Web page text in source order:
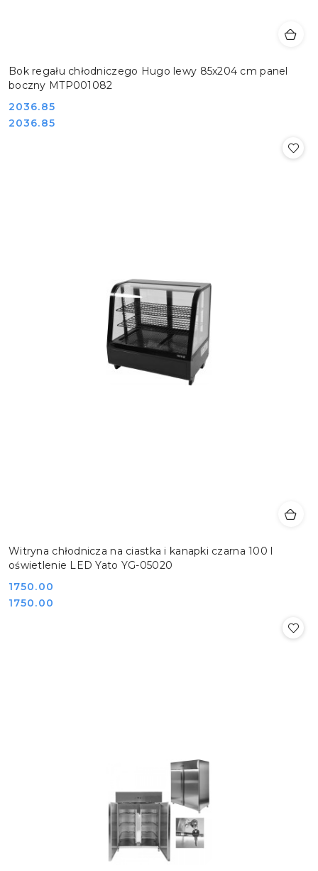
Bok regału chłodniczego Hugo lewy 85x204 cm panel
boczny MTP001082
Cena:
2036.85
Cena:
2036.85
Witryna chłodnicza na ciastka i kanapki czarna 100 l
oświetlenie LED Yato YG-05020
Cena:
1750.00
Cena:
1750.00